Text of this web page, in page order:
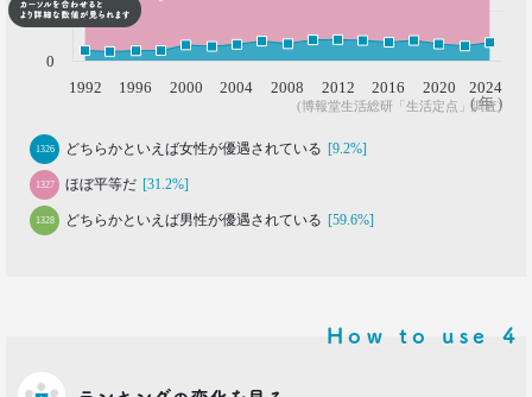
( 年 )
(博報堂生活総研「生活定点」調査)
1992 1996 2000 2004 2008 2012 2016 2020 2024
0
25
1326 どちらかといえば女性が優遇されている [9.2%]
1327 ほぼ平等だ [31.2%]
1328 どちらかといえば男性が優遇されている [59.6%]
How to use 4